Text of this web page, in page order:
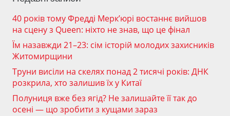
40 років тому Фредді Мерк’юрі востаннє вийшов
на сцену з Queen: ніхто не знав, що це фінал
Їм назавжди 21–23: сім історій молодих захисників
Житомирщини
Труни висіли на скелях понад 2 тисячі років: ДНК
розкрила, хто залишив їх у Китаї
Полуниця вже без ягід? Не залишайте її так до
осені — що зробити з кущами зараз